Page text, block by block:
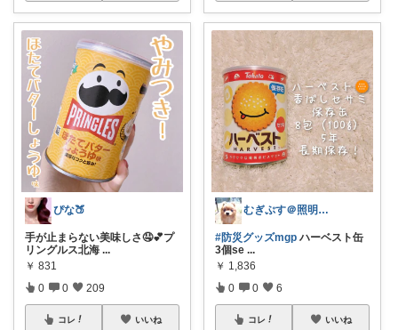
ぴな🍑
手が止まらない美味しさ🤤💕プ
リングルス北海 ...
￥ 831
0 0 209
コレ いいね
むぎぷす＠照明とインテリアと北欧食器
#防災グッズmgp ハーベスト缶
3個se ...
￥ 1,836
0 0 6
コレ いいね